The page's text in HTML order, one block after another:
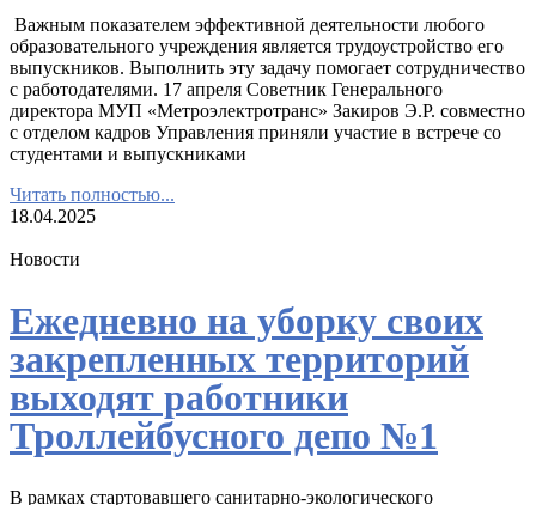
Важным показателем эффективной деятельности любого
образовательного учреждения является трудоустройство его
выпускников. Выполнить эту задачу помогает сотрудничество
с работодателями. 17 апреля Советник Генерального
директора МУП «Метроэлектротранс» Закиров Э.Р. совместно
с отделом кадров Управления приняли участие в встрече со
студентами и выпускниками
Читать полностью...
18.04.2025
Новости
Ежедневно на уборку своих
закрепленных территорий
выходят работники
Троллейбусного депо №1
В рамках стартовавшего санитарно-экологического